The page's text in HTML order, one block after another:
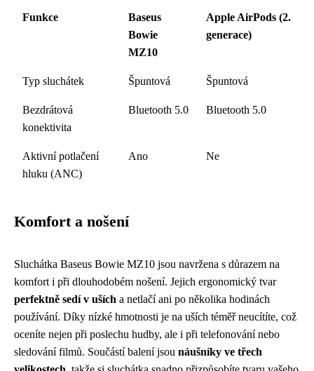
Funkce
Baseus
Bowie
MZ10
Apple AirPods (2.
generace)
Typ sluchátek Špuntová Špuntová
Bezdrátová
konektivita
Bluetooth 5.0 Bluetooth 5.0
Aktivní potlačení
hluku (ANC)
Ano Ne
Komfort a nošení
Sluchátka Baseus Bowie MZ10 jsou navržena s důrazem na
komfort i při dlouhodobém nošení. Jejich ergonomický tvar
perfektně sedí v uších a netlačí ani po několika hodinách
používání. Díky nízké hmotnosti je na uších téměř neucítíte, což
oceníte nejen při poslechu hudby, ale i při telefonování nebo
sledování filmů. Součástí balení jsou náušníky ve třech